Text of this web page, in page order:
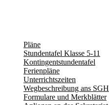
Pläne
Stundentafel Klasse 5-11
Kontingentstundentafel
Ferienpläne
Unterrichtszeiten
Wegbeschreibung ans SGH
Formulare und Merkblätter